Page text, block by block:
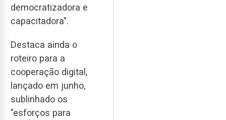
democratizadora e
capacitadora".
Destaca ainda o
roteiro para a
cooperação digital,
lançado em junho,
sublinhado os
"esforços para